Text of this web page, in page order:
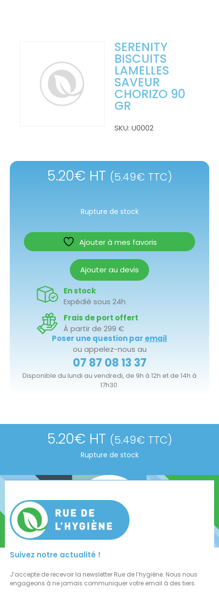
SERENITY
BISCUITS
LAMELLES
SAVEUR
CHORIZO 90
GR
SKU: U0002
5.20€ HT (5.49€ TTC)
Rupture de stock
Ajouter à mes favoris
Ajouter au devis
En stock
Expédié sous 24h
Frais de port offert
À partir de 299 €
Poser une question par email
ou appelez-nous au
07 87 08 13 37
Disponible du lundi au vendredi, de 9h à 12h et de 14h à
17h30.
5.20€ HT (5.49€ TTC)
Rupture de stock
Suivez notre actualité !
J’accepte de recevoir la newsletter Rue de l’hygiène. Nous nous
engageons à ne jamais communiquer votre email à des tiers.